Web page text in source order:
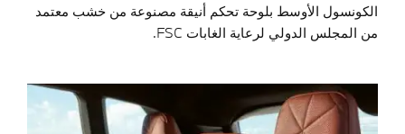
الكونسول الأوسط بلوحة تحكم أنيقة مصنوعة من خشب معتمد
من المجلس الدولي لرعاية الغابات FSC.